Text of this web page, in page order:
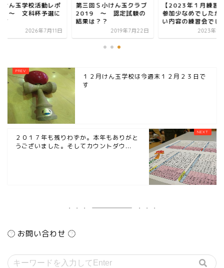
けん玉学校活動レポ
～ 文科杯予選に
て
2026年7月11日
第三回Ｓ小けん玉クラブ
2019 ～ 認定試験の
結果は？？
2019年7月22日
【2023年１月練習
参加少なめでしたが
い内容の練習会でし
2023年1
１２月けん玉学校は今週末１２月２３日で
す
２０１７年も残りわずか。本年もありがと
うございました。そしてカウントダウ...
お問い合わせ